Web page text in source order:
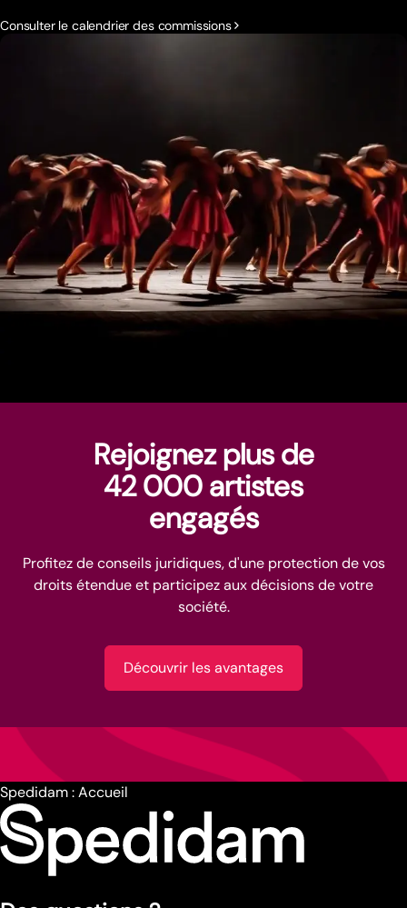
Consulter le calendrier des commissions
Rejoignez plus de
42 000 artistes
engagés
Profitez de conseils juridiques, d'une protection de vos
droits étendue et participez aux décisions de votre
société.
Découvrir les avantages
Spedidam : Accueil